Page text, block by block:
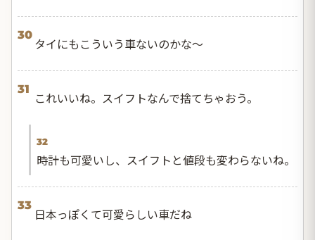
30
タイにもこういう車ないのかな〜
31
これいいね。スイフトなんで捨てちゃおう。
32
時計も可愛いし、スイフトと値段も変わらないね。
33
日本っぽくて可愛らしい車だね